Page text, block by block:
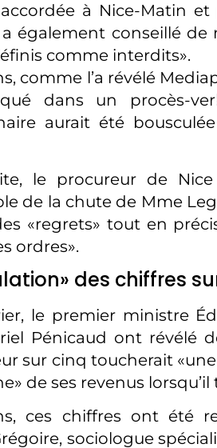
à Nice-Matin
également conseillé de
comme interdits».
comme l’a révélé
dans un procès-
aurait été
le procureur de
de la chute de Mme
«regrets» tout en
ordres».
des chiffres
le premier ministre
Pénicaud ont révélé
sur cinq toucherait
de ses revenus
ces chiffres ont été
sociologue